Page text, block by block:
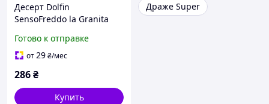
Десерт Dolfin
SensoFreddo la Granita
Готово к отправке
от29₴/мес
286₴
Купить
Драже Super